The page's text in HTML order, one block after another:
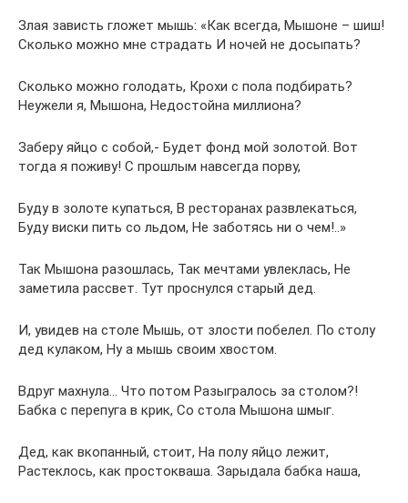
Злая зависть гложет мышь: «Как всегда, Мышоне – шиш!
Сколько можно мне страдать И ночей не досыпать?
Сколько можно голодать, Крохи с пола подбирать?
Неужели я, Мышона, Недостойна миллиона?
Заберу яйцо с собой,- Будет фонд мой золотой. Вот
тогда я поживу! С прошлым навсегда порву,
Буду в золоте купаться, В ресторанах развлекаться,
Буду виски пить со льдом, Не заботясь ни о чем!..»
Так Мышона разошлась, Так мечтами увлеклась, Не
заметила рассвет. Тут проснулся старый дед.
И, увидев на столе Мышь, от злости побелел. По столу
дед кулаком, Ну а мышь своим хвостом.
Вдруг махнула… Что потом Разыгралось за столом?!
Бабка с перепуга в крик, Со стола Мышона шмыг.
Дед, как вкопанный, стоит, На полу яйцо лежит,
Растеклось, как простокваша. Зарыдала бабка наша,